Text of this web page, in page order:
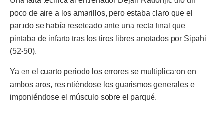
poco de aire a los amarillos, pero estaba claro que el
partido se había reseteado ante una recta final que
pintaba de infarto tras los tiros libres anotados por Sipahi
(52-50).
Ya en el cuarto periodo los errores se multiplicaron en
ambos aros, resintiéndose los guarismos generales e
imponiéndose el músculo sobre el parqué.